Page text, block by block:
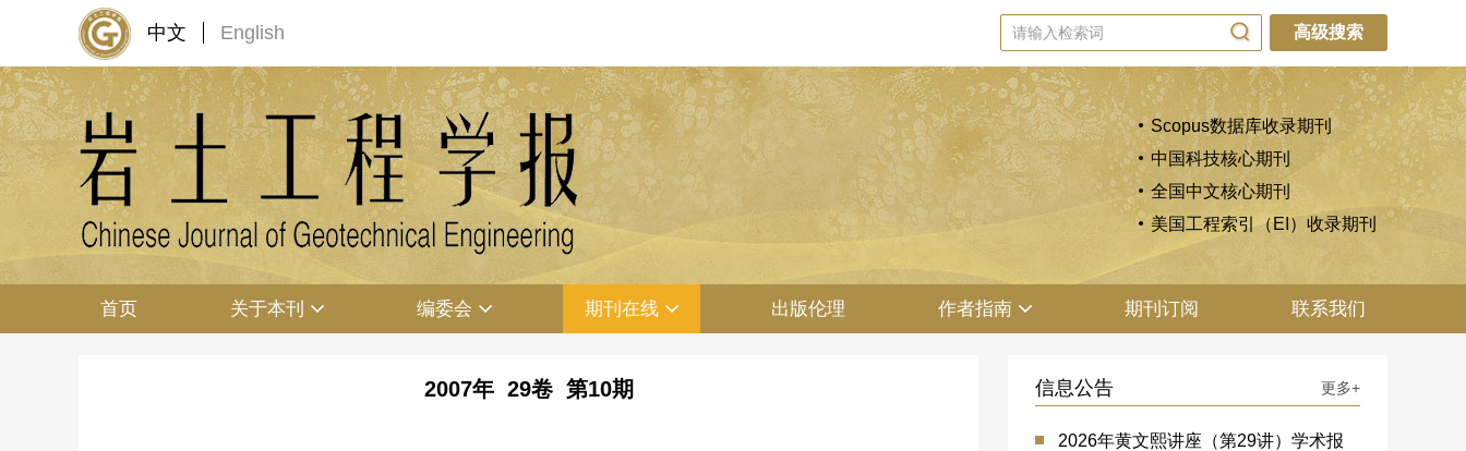
中文 English 高级搜索
Scopus数据库收录期刊
中国科技核心期刊
全国中文核心期刊
美国工程索引（EI）收录期刊
首页 关于本刊 编委会 期刊在线 出版伦理 作者指南 期刊订阅 联系我们
2007年 29卷 第10期 信息公告 更多+
2026年黄文熙讲座（第29讲）学术报